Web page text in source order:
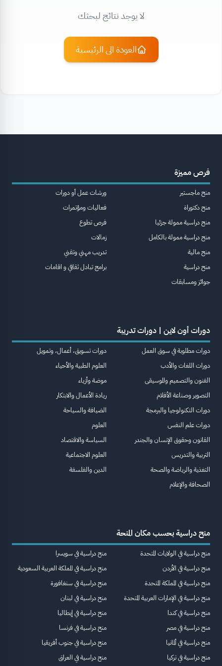
لا يوجد نتائج لبحثك
العودة الى الرئيسية
فرص مميزة
منح ماجستير
منح دكتوراة
منح دراسية ممولة جزئيا
منح دراسية ممولة بالكامل
منح مالية
منح دراسية
جوائز ومسابقات
ورشات عمل أو دورات
فعاليات ومؤتمرات
فرص تطوع
زمالات
تدريب مهني وتقني
برامج تبادل ثقافي و اقامات
دورات أون لاين | دورات تدريبة
دورات مطلوبة في سوق العمل
دورات اللغات والأدب
الفنون والتصميم والموسيقى
التصوير وصناعة الأفلام
دورات التكنولوجيا والبرمجة
دورات علم النفس
القانون وحقوق الإنسان والجندر
التربية والتدريس
التغذية والرياضة والصحة
الصحافة والإعلام
دورات تسويق، أعمال، وتمويل
العلوم الطبية والأحياء
موضة وأزياء
ريادة الأعمال والابتكار
الضيافة والسياحة
العلوم
السياسة والاقتصاد
العلوم الاجتماعية
الدين والفلسفة
منح دراسية بحسب مكان المنحة
منح دراسية في الولايات المتحدة
منح دراسية في الأردن
منح دراسية في المملكة المتحدة
منح دراسية في الإمارات العربية المتحدة
منح دراسية في كندا
منح دراسية في مصر
منح دراسية في ألمانيا
منح دراسية في تركيا
منح دراسية في سويسرا
منح دراسية في المملكة العربية السعودية
منح دراسية في سنغافورة
منح دراسية في لبنان
منح دراسية في إيطاليا
منح دراسية في فرنسا
منح دراسية في جنوب أفريقيا
منح دراسية في العراق